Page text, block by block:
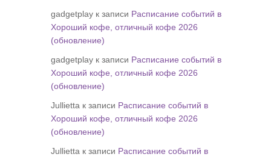
gadgetplay к записи Расписание событий в
Хороший кофе, отличный кофе 2026
(обновление)
gadgetplay к записи Расписание событий в
Хороший кофе, отличный кофе 2026
(обновление)
Jullietta к записи Расписание событий в
Хороший кофе, отличный кофе 2026
(обновление)
Jullietta к записи Расписание событий в